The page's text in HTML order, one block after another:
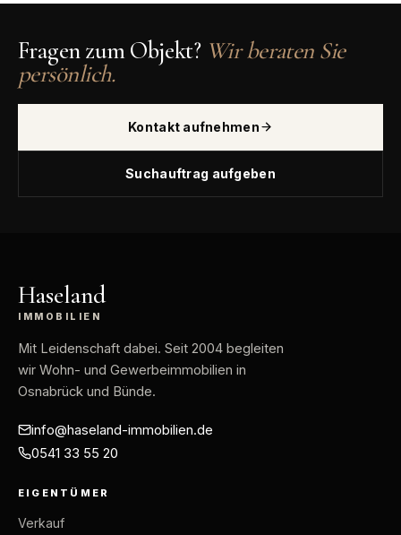
Fragen zum Objekt? Wir beraten Sie
persönlich.
Kontakt aufnehmen
Suchauftrag aufgeben
Haseland
IMMOBILIEN
Mit Leidenschaft dabei. Seit 2004 begleiten
wir Wohn- und Gewerbeimmobilien in
Osnabrück und Bünde.
info@haseland-immobilien.de
0541 33 55 20
EIGENTÜMER
Verkauf